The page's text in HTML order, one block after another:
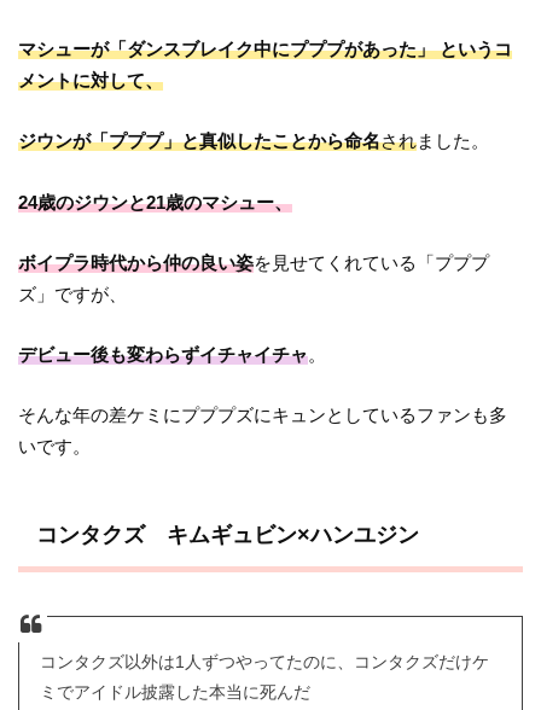
マシューが「ダンスブレイク中にプププがあった」 というコ
メントに対して、
ジウンが「プププ」と真似したことから命名されました。
24歳のジウンと21歳のマシュー、
ボイプラ時代から仲の良い姿を見せてくれている「プププ
ズ」ですが、
デビュー後も変わらずイチャイチャ。
そんな年の差ケミにプププズにキュンとしているファンも多
いです。
コンタクズ キムギュビン×ハンユジン
コンタクズ以外は1人ずつやってたのに、コンタクズだけケ
ミでアイドル披露した本当に死んだ